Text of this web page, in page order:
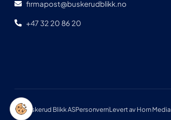
firmapost@buskerudblikk.no
+47 32 20 86 20
Buskerud Blikk ASPersonvernLevert av Horn Media